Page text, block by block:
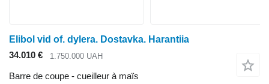
Elibol vid of. dylera. Dostavka. Harantiia
34.010 €
1.750.000 UAH
Barre de coupe - cueilleur à maïs